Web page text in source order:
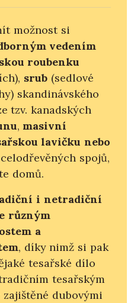
možnost si
vedením
roubenku
srub (sedlové
skandinávského
tzv. kanadských
, masivní
lavičku nebo
spojů,
domů.
i netradiční
různým
a
, díky nimž si pak
tesařské dílo
tesařským
dubovými